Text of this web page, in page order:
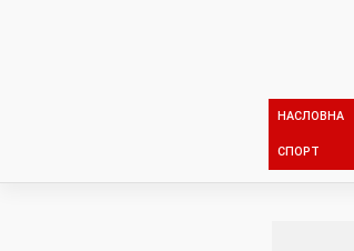
НАСЛОВНА
СПОРТ